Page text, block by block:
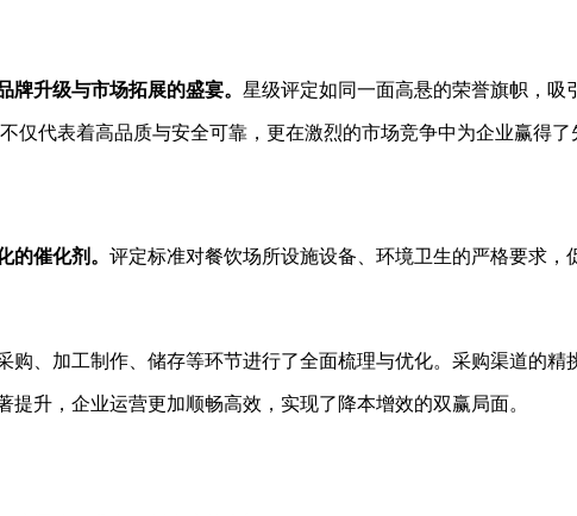
牌升级与市场拓展的盛宴。星级评定如同一面高悬的荣誉旗帜，吸
仅代表着高品质与安全可靠，更在激烈的市场竞争中为企业赢得
的催化剂。评定标准对餐饮场所设施设备、环境卫生的严格要求
购、加工制作、储存等环节进行了全面梳理与优化。采购渠道的
提升，企业运营更加顺畅高效，实现了降本增效的双赢局面。